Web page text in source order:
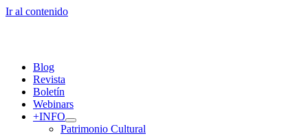
Ir al contenido
Blog
Revista
Boletín
Webinars
+INFO
Patrimonio Cultural